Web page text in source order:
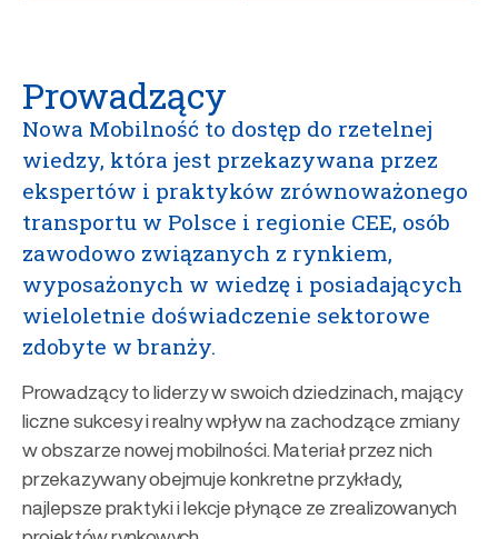
Prowadzący
Nowa Mobilność to dostęp do rzetelnej
wiedzy, która jest przekazywana przez
ekspertów i praktyków zrównoważonego
transportu w Polsce i regionie CEE, osób
zawodowo związanych z rynkiem,
wyposażonych w wiedzę i posiadających
wieloletnie doświadczenie sektorowe
zdobyte w branży.
Prowadzący to liderzy w swoich dziedzinach, mający
liczne sukcesy i realny wpływ na zachodzące zmiany
w obszarze nowej mobilności. Materiał przez nich
przekazywany obejmuje konkretne przykłady,
najlepsze praktyki i lekcje płynące ze zrealizowanych